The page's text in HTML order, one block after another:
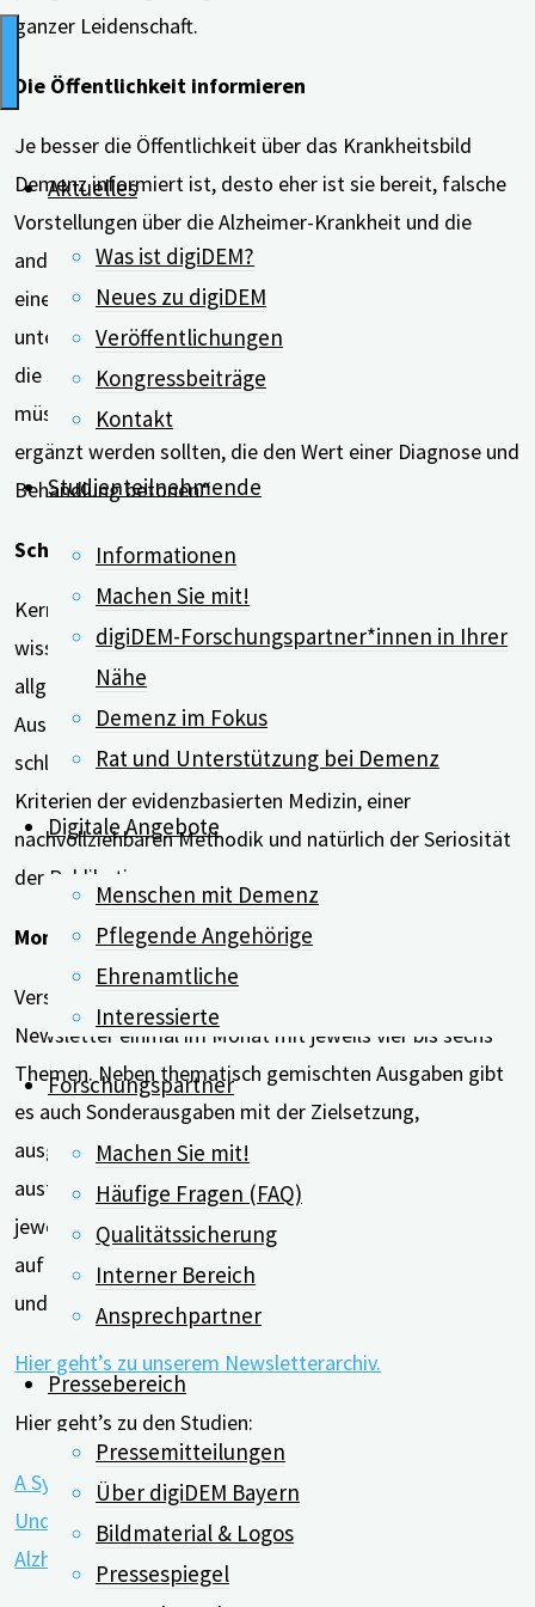
Aktuelles
Was ist digiDEM?
Neues zu digiDEM
Veröffentlichungen
Kongressbeiträge
Kontakt
Studienteilnehmende
Informationen
Machen Sie mit!
digiDEM-Forschungspartner*innen in Ihrer
Nähe
Demenz im Fokus
Rat und Unterstützung bei Demenz
Digitale Angebote
Menschen mit Demenz
Pflegende Angehörige
Ehrenamtliche
Interessierte
Forschungspartner
Machen Sie mit!
Häufige Fragen (FAQ)
Qualitätssicherung
Interner Bereich
Ansprechpartner
Pressebereich
Pressemitteilungen
Über digiDEM Bayern
Bildmaterial & Logos
Pressespiegel
ganzer Leidenschaft.
Die Öffentlichkeit informieren
Je besser die Öffentlichkeit über das Krankheitsbild
Demenz informiert ist, desto eher ist sie bereit, falsche
Vorstellungen über die Alzheimer-Krankheit und die
anderen Demenzformen zu hinterfragen. Dies zeigte
eine Studie bereits 2015. Und eine Studie von 2018
unterstrich, dass Aufklärungskampagnen nicht nur auf
die schwerwiegenden Folgen der Demenz hinweisen
müssten, sondern „durch evidenzbasierte Kampagnen
ergänzt werden sollten, die den Wert einer Diagnose und
Behandlung betonen.“
Schlüssiges Prüfverfahren
Kern eines jeden Newsletterbeitrages sind
wissenschaftlich untermauerte und überprüfte sowie
allgemeinverständlich aufbereitete Informationen.
Ausgewählt werden die vorgestellten Studien in einem
schlüssigen Auswahl- und Prüfverfahren. Es folgt den
Kriterien der evidenzbasierten Medizin, einer
nachvollziehbaren Methodik und natürlich der Seriosität
der Publikationsorgane.
Monatliches Serviceangebot
Verschickt wird der digiDEM Bayern-Science Watch-
Newsletter einmal im Monat mit jeweils vier bis sechs
Themen. Neben thematisch gemischten Ausgaben gibt
es auch Sonderausgaben mit der Zielsetzung,
ausgewählte Schwerpunkt-Themen besonders
ausführlich darzustellen. Als Service für alle, die die
jeweilige Studie im Original lesen möchten, verlinken wir
auf diese Publikation. Wir danken all unseren Leserinnen
und Lesern, dass Sie uns die Treue halten!
Hier geht’s zu unserem Newsletterarchiv.
Hier geht’s zu den Studien:
A Systematic Review of the Public’s Knowledge and
Understanding of Alzheimer’s Disease and Dementia:
Alzheimer Disease & Associated Disorders (lww.com)